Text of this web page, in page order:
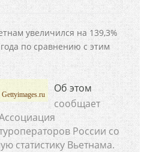
увеличился на 139,3%
по сравнению с этим
Gettyimages.ru
Об этом
сообщает
России со
статистику Вьетнама.